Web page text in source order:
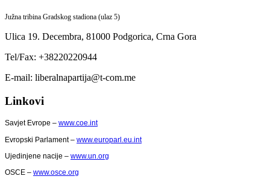
Južna tribina Gradskog stadiona (ulaz 5)
Ulica 19. Decembra, 81000 Podgorica, Crna Gora
Tel/Fax: +38220220944
E-mail: liberalnapartija@t-com.me
Linkovi
Savjet Evrope – www.coe.int
Evropski Parlament – www.europarl.eu.int
Ujedinjene nacije – www.un.org
OSCE – www.osce.org